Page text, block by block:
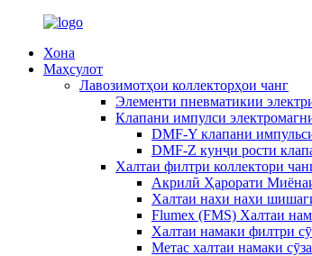
Хона
Маҳсулот
Лавозимотҳои коллекторҳои чанг
Элементи пневматикии
Клапани импулси
DMF-Y клапани
DMF-Z кунҷи рости
Халтаи филтри коллектори
Акрилӣ Ҳарорати
Халтаи нахи нахи
Flumex (FMS) Халтаи
Халтаи намаки филтри
Метас халтаи намаки